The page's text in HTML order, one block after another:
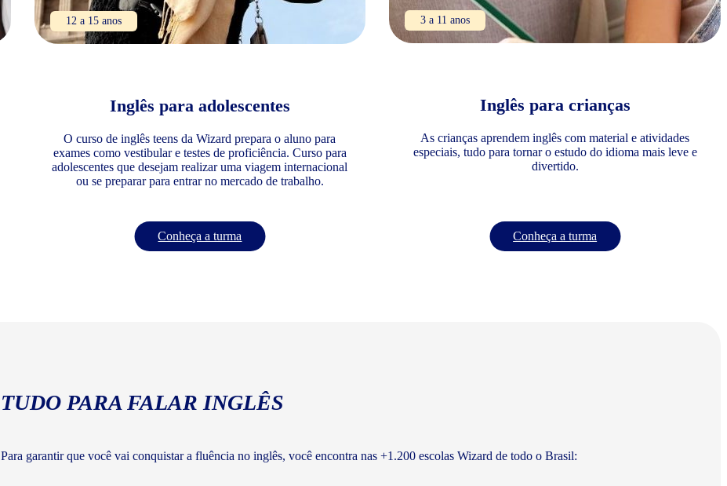
12 a 15 anos
Inglês para adolescentes
O curso de inglês teens da Wizard prepara o aluno para
exames como vestibular e testes de proficiência. Curso para
adolescentes que desejam realizar uma viagem internacional
ou se preparar para entrar no mercado de trabalho.
Conheça a turma
3 a 11 anos
Inglês para crianças
As crianças aprendem inglês com material e atividades
especiais, tudo para tornar o estudo do idioma mais leve e
divertido.
Conheça a turma
TUDO PARA FALAR INGLÊS
Para garantir que você vai conquistar a fluência no inglês, você encontra nas +1.200 escolas Wizard de todo o Brasil: